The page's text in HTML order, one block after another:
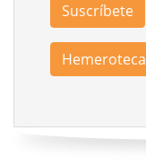
Suscríbete
Hemeroteca